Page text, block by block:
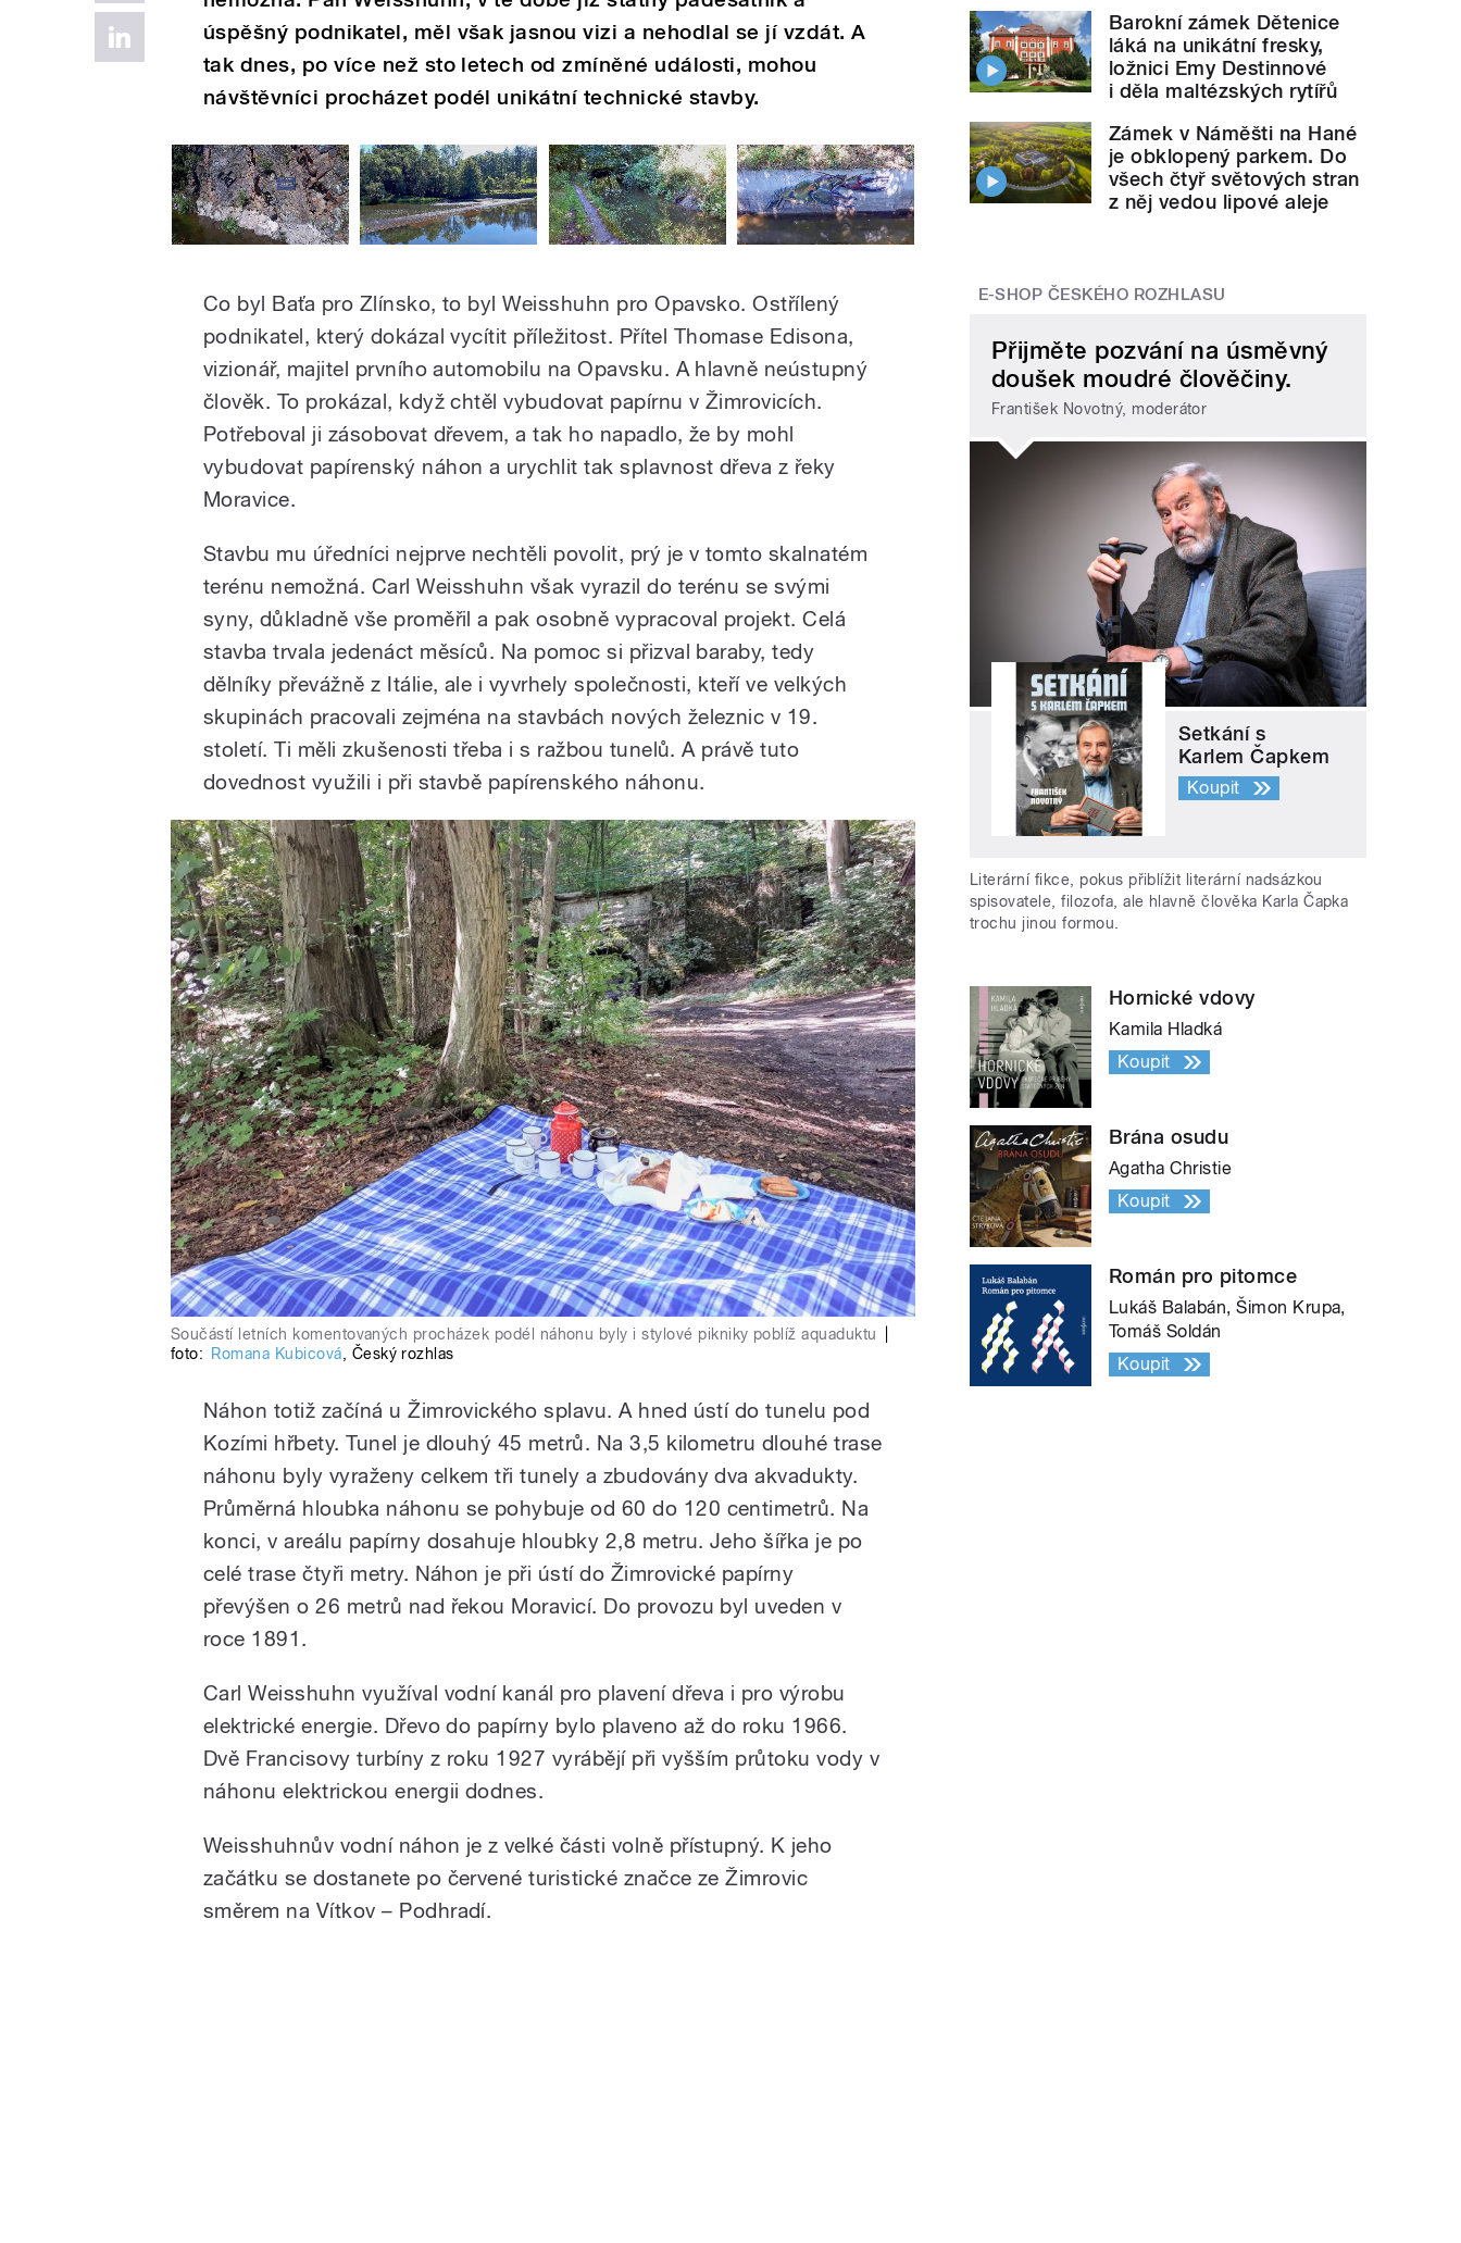
úspěšný podnikatel, měl však jasnou vizi a nehodlal se jí vzdát. A
tak dnes, po více než sto letech od zmíněné události, mohou
návštěvníci procházet podél unikátní technické stavby.
Co byl Baťa pro Zlínsko, to byl Weisshuhn pro Opavsko. Ostřílený
podnikatel, který dokázal vycítit příležitost. Přítel Thomase Edisona,
vizionář, majitel prvního automobilu na Opavsku. A hlavně neústupný
člověk. To prokázal, když chtěl vybudovat papírnu v Žimrovicích.
Potřeboval ji zásobovat dřevem, a tak ho napadlo, že by mohl
vybudovat papírenský náhon a urychlit tak splavnost dřeva z řeky
Moravice.
Stavbu mu úředníci nejprve nechtěli povolit, prý je v tomto skalnatém
terénu nemožná. Carl Weisshuhn však vyrazil do terénu se svými
syny, důkladně vše proměřil a pak osobně vypracoval projekt. Celá
stavba trvala jedenáct měsíců. Na pomoc si přizval baraby, tedy
dělníky převážně z Itálie, ale i vyvrhely společnosti, kteří ve velkých
skupinách pracovali zejména na stavbách nových železnic v 19.
století. Ti měli zkušenosti třeba i s ražbou tunelů. A právě tuto
dovednost využili i při stavbě papírenského náhonu.
Součástí letních komentovaných procházek podél náhonu byly i stylové pikniky poblíž aquaduktu
foto:
Romana Kubicová, Český rozhlas
Náhon totiž začíná u Žimrovického splavu. A hned ústí do tunelu pod
Kozími hřbety. Tunel je dlouhý 45 metrů. Na 3,5 kilometru dlouhé trase
náhonu byly vyraženy celkem tři tunely a zbudovány dva akvadukty.
Průměrná hloubka náhonu se pohybuje od 60 do 120 centimetrů. Na
konci, v areálu papírny dosahuje hloubky 2,8 metru. Jeho šířka je po
celé trase čtyři metry. Náhon je při ústí do Žimrovické papírny
převýšen o 26 metrů nad řekou Moravicí. Do provozu byl uveden v
roce 1891.
Carl Weisshuhn využíval vodní kanál pro plavení dřeva i pro výrobu
elektrické energie. Dřevo do papírny bylo plaveno až do roku 1966.
Dvě Francisovy turbíny z roku 1927 vyrábějí při vyšším průtoku vody v
náhonu elektrickou energii dodnes.
Weisshuhnův vodní náhon je z velké části volně přístupný. K jeho
začátku se dostanete po červené turistické značce ze Žimrovic
směrem na Vítkov – Podhradí.
Barokní zámek Dětenice
láká na unikátní fresky,
ložnici Emy Destinnové
i děla maltézských rytířů
Zámek v Náměšti na Hané
je obklopený parkem. Do
všech čtyř světových stran
z něj vedou lipové aleje
E-SHOP ČESKÉHO ROZHLASU
Přijměte pozvání na úsměvný
doušek moudré člověčiny.
František Novotný, moderátor
Setkání s
Karlem Čapkem
Koupit
Literární fikce, pokus přiblížit literární nadsázkou
spisovatele, filozofa, ale hlavně člověka Karla Čapka
trochu jinou formou.
Hornické vdovy
Kamila Hladká
Koupit
Brána osudu
Agatha Christie
Koupit
Román pro pitomce
Lukáš Balabán, Šimon Krupa,
Tomáš Soldán
Koupit